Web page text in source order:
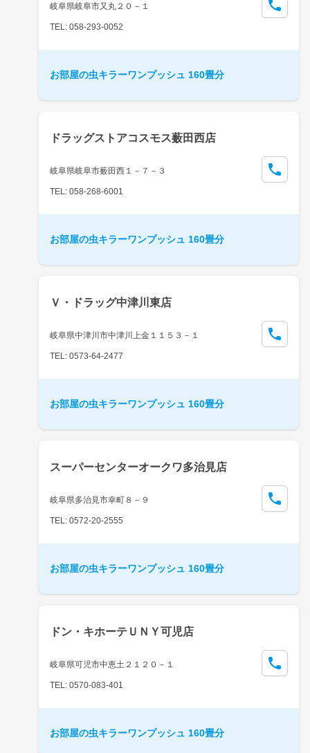
岐阜県岐阜市又丸２０－１
TEL: 058-293-0052
お部屋の虫キラーワンプッシュ 160畳分
ドラッグストアコスモス薮田西店
岐阜県岐阜市薮田西１－７－３
TEL: 058-268-6001
お部屋の虫キラーワンプッシュ 160畳分
Ｖ・ドラッグ中津川東店
岐阜県中津川市中津川上金１１５３－１
TEL: 0573-64-2477
お部屋の虫キラーワンプッシュ 160畳分
スーパーセンターオークワ多治見店
岐阜県多治見市幸町８－９
TEL: 0572-20-2555
お部屋の虫キラーワンプッシュ 160畳分
ドン・キホーテＵＮＹ可児店
岐阜県可児市中恵土２１２０－１
TEL: 0570-083-401
お部屋の虫キラーワンプッシュ 160畳分